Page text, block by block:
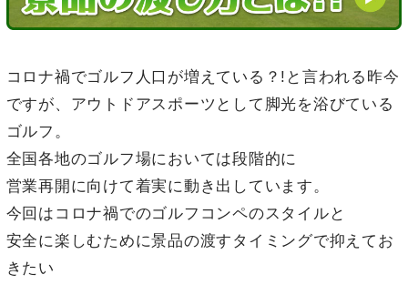
コロナ禍でゴルフ人口が増えている？!と言われる昨今
ですが、アウトドアスポーツとして脚光を浴びている
ゴルフ。
全国各地のゴルフ場においては段階的に
営業再開に向けて着実に動き出しています。
今回はコロナ禍でのゴルフコンペのスタイルと
安全に楽しむために景品の渡すタイミングで抑えてお
きたい